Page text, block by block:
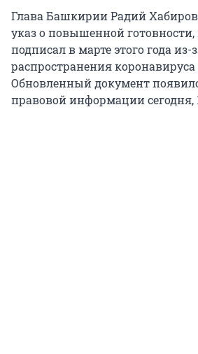
Глава Башкирии Радий
указ о повышенной
подписал в марте этого года из-
распространения коронавируса
Обновленный документ
правовой информации сегодня,